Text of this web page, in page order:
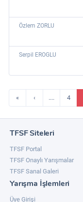
Özlem ZORLU
Serpil EROGLU
« ‹ .... 4
TFSF Siteleri
TFSF Portal
TFSF Onaylı Yarışmalar
TFSF Sanal Galeri
Yarışma İşlemleri
Üye Girişi